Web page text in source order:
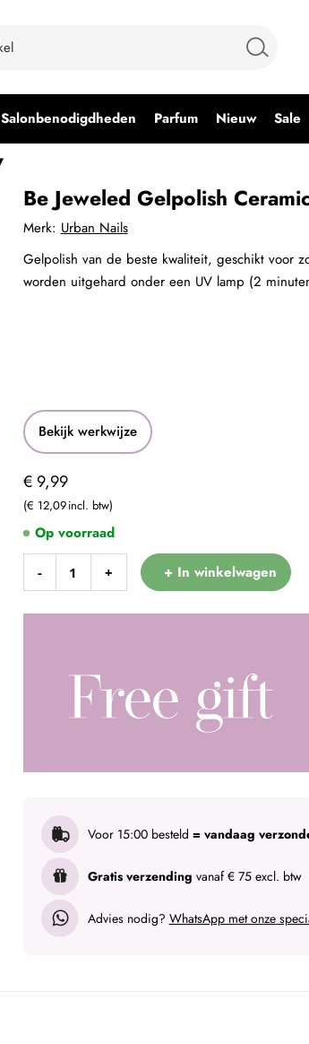
Salonbenodigdheden Parfum Nieuw Sale
Be Jeweled Gelpolish
Bekijk werkwijze
€ 9,99
€ 12,09
- + + In winkelwagen
Merk: Urban Nails
Voor 15:00 besteld = vandaag
Gratis verzending vanaf € 75 excl. btw
Advies nodig? WhatsApp met onze
Op voorraad
Gelpolish van de beste kwaliteit, geschikt voor
worden uitgehard onder een UV lamp (2